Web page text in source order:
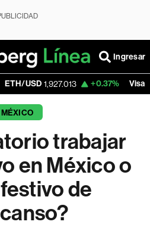
Ingresar
1,927.013 +0.37% Visa 362.50
MÉXICO
trabajar
en México o
de